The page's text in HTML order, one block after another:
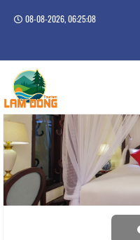
08-08-2026, 06:25:09